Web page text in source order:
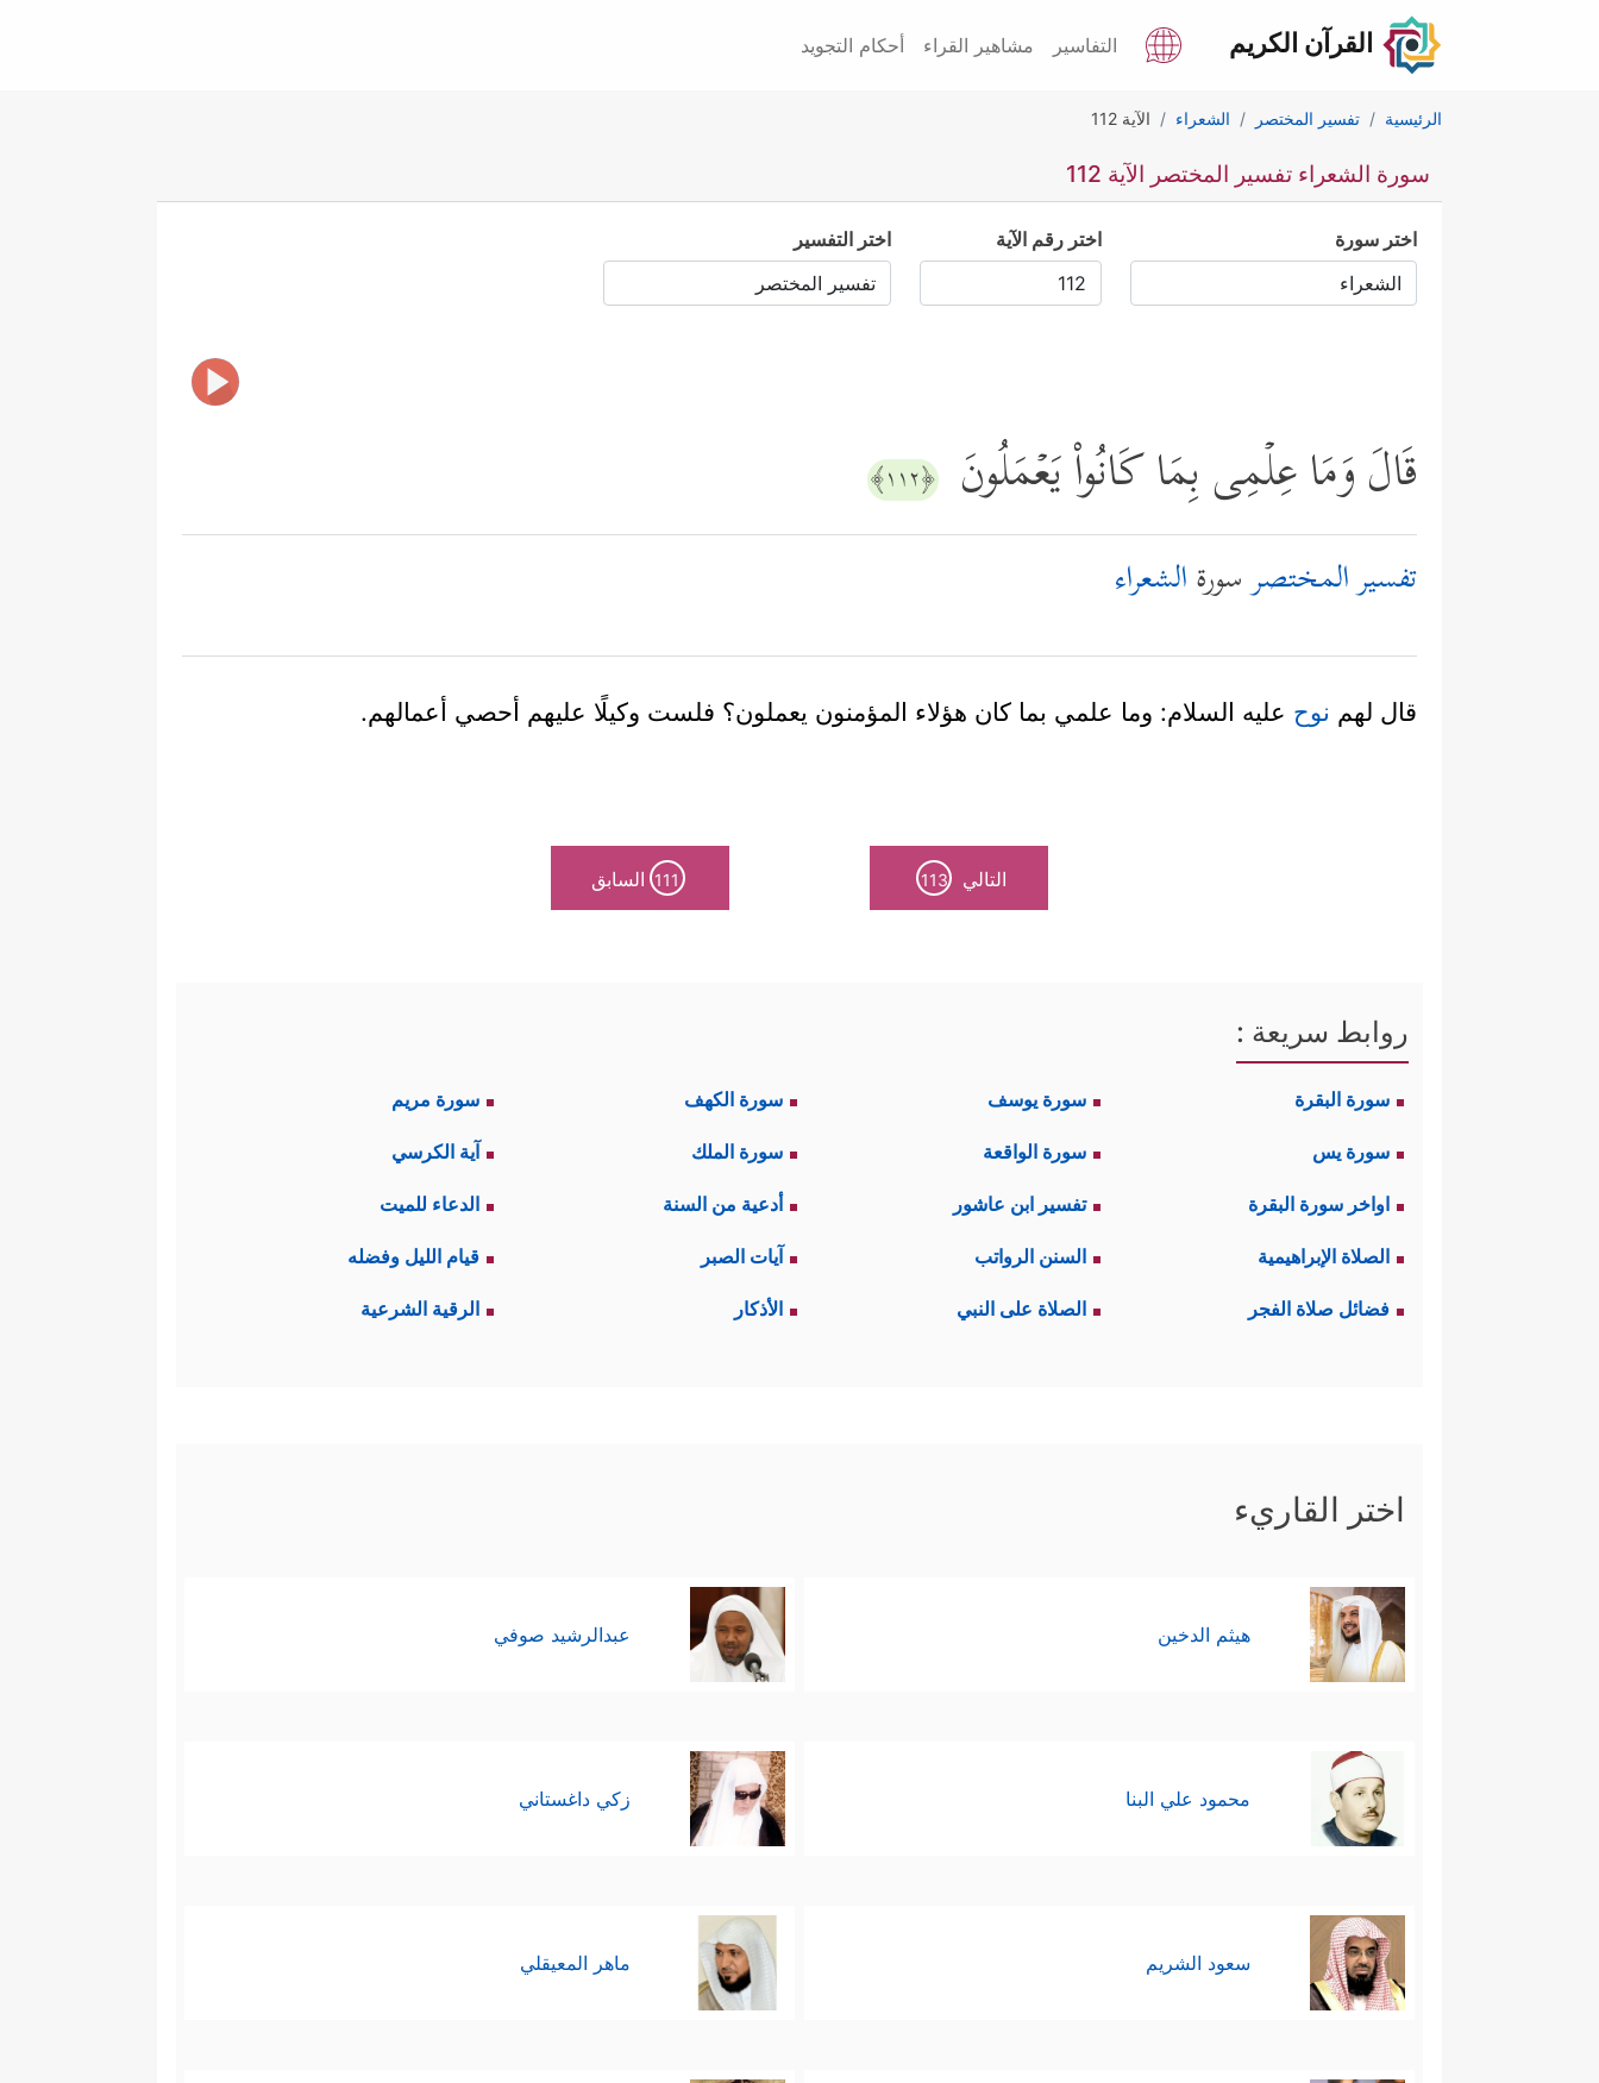
القرآن الكريم التفاسير مشاهير القراء أحكام التجويد
الرئيسية تفسير المختصر الشعراء الآية 112
سورة الشعراء تفسير المختصر الآية 112
اختر سورة اختر رقم الآية اختر التفسير
قَالَ وَمَا عِلۡمِی بِمَا كَانُواْ یَعۡمَلُونَ ﴿١١٢﴾
تفسير المختصرسورةالشعراء
قال لهم نوح عليه السلام: وما علمي بما كان هؤلاء المؤمنون يعملون؟ فلست وكيلًا عليهم أحصي أعمالهم.
التالي 113
111 السابق
روابط سريعة :
سورة البقرة سورة يوسف سورة الكهف سورة مريم
سورة يس سورة الواقعة سورة الملك آية الكرسي
اواخر سورة البقرة تفسير ابن عاشور أدعية من السنة الدعاء للميت
الصلاة الإبراهيمية السنن الرواتب آيات الصبر قيام الليل وفضله
فضائل صلاة الفجر الصلاة على النبي الأذكار الرقية الشرعية
اختر القاريء
هيثم الدخين عبدالرشيد صوفي
محمود علي البنا زكي داغستاني
سعود الشريم ماهر المعيقلي